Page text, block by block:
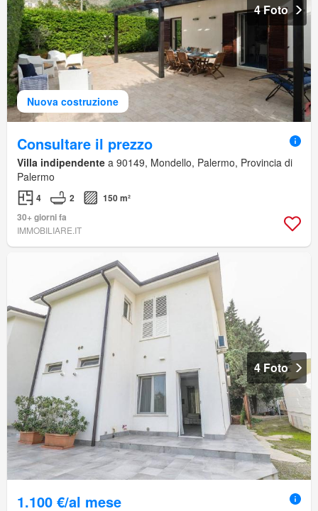
Nuova costruzione
4 Foto
Consultare il prezzo
Villa indipendente a 90149, Mondello, Palermo, Provincia di
Palermo
4 2
150 m²
30+ giorni fa
IMMOBILIARE.IT
4 Foto
1.100 €/al mese